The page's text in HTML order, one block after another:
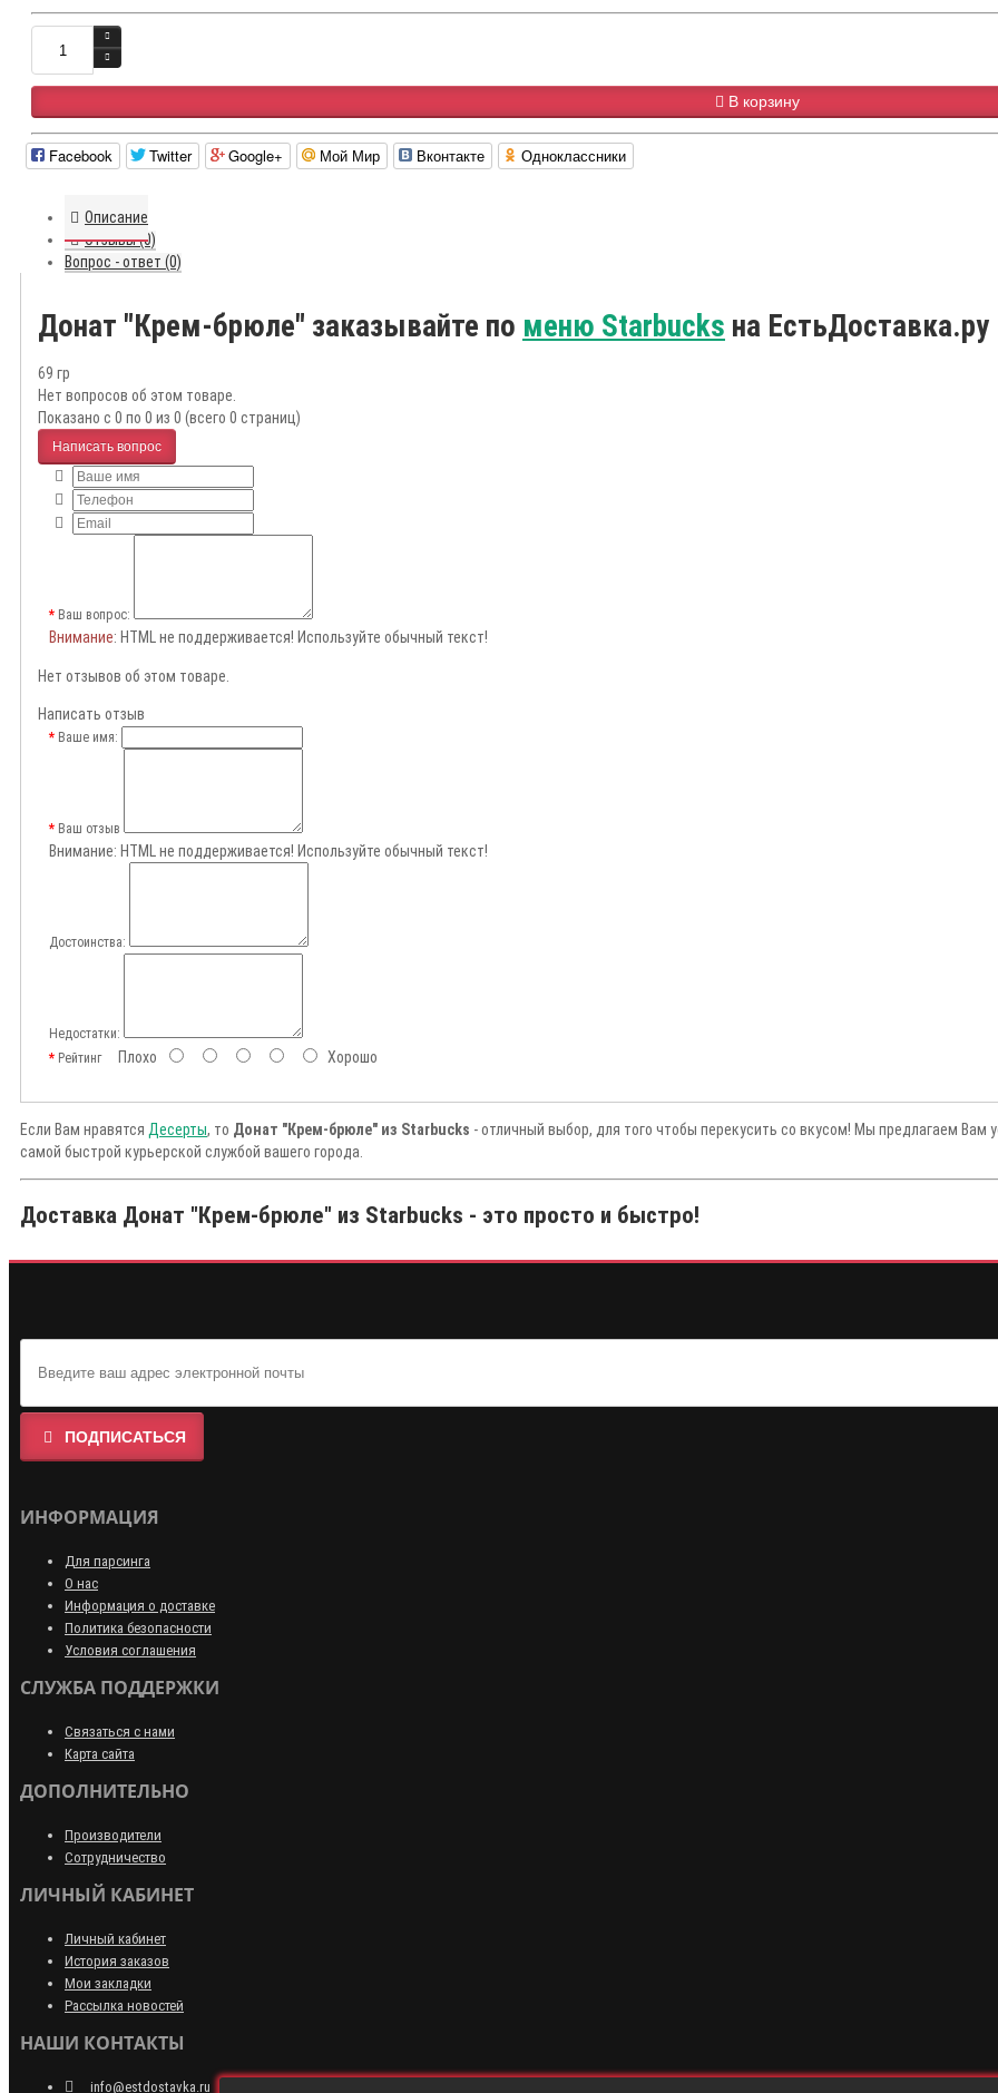
В корзину
Facebook Twitter Google+ Мой Мир Вконтакте Одноклассники
Описание
Отзывы (0)
Вопрос - ответ (0)
Донат "Крем-брюле" заказывайте по меню Starbucks на ЕстьДоставка.ру
69 гр
Нет вопросов об этом товаре.
Показано с 0 по 0 из 0 (всего 0 страниц)
Написать вопрос
Ваш вопрос:
Внимание: HTML не поддерживается! Используйте обычный текст!
Нет отзывов об этом товаре.
Написать отзыв
Ваше имя:
Ваш отзыв
Внимание: HTML не поддерживается! Используйте обычный текст!
Достоинства:
Недостатки:
РейтингПлохо Хорошо
Если Вам нравятся Десерты, то Донат "Крем-брюле" из Starbucks - отличный выбор, для того чтобы перекусить со вкусом! Мы предлагаем Вам
самой быстрой курьерской службой вашего города.
Доставка Донат "Крем-брюле" из Starbucks - это просто и быстро!
ПОДПИСАТЬСЯ
ИНФОРМАЦИЯ
Для парсинга
О нас
Информация о доставке
Политика безопасности
Условия соглашения
СЛУЖБА ПОДДЕРЖКИ
Связаться с нами
Карта сайта
ДОПОЛНИТЕЛЬНО
Производители
Сотрудничество
ЛИЧНЫЙ КАБИНЕТ
Личный кабинет
История заказов
Мои закладки
Рассылка новостей
НАШИ КОНТАКТЫ
info@estdostavka.ru